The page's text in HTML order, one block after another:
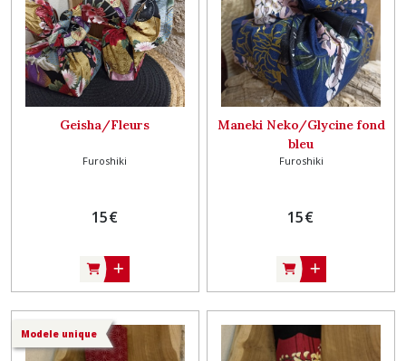
Geisha/Fleurs
Furoshiki
15€
Maneki Neko/Glycine fond
bleu
Furoshiki
15€
Modele unique